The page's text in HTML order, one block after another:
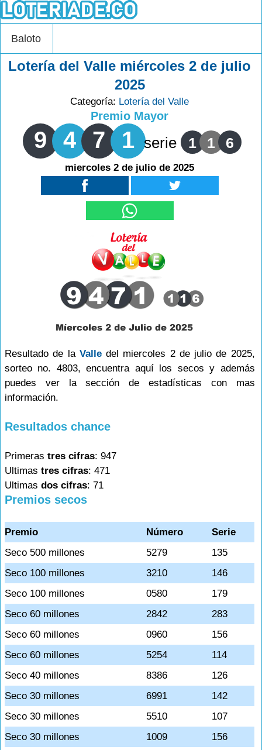
Baloto
Lotería del Valle miércoles 2 de julio
2025
Categoría: Lotería del Valle
Premio Mayor
9 4 7 1 serie 1 1 6
miercoles 2 de julio de 2025
Resultado de la Valledel miercoles 2 de julio de 2025,
sorteo no. 4803, encuentra aquí los secos y además
puedes ver la sección de estadísticas con mas
información.
Resultados chance
Primeras tres cifras: 947
Ultimas tres cifras: 471
Ultimas dos cifras: 71
Premios secos
Premio Número
Serie
Seco 500 millones
5279
135
Seco 100 millones
3210
146
Seco 100 millones
0580
179
Seco 60 millones
2842
283
Seco 60 millones
0960
156
Seco 60 millones
5254
114
Seco 40 millones
8386
126
Seco 30 millones
6991
142
Seco 30 millones
5510
107
Seco 30 millones
1009
156